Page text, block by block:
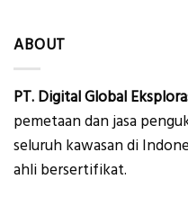
ABOUT
PT. Digital Global
pemetaan dan jasa
seluruh kawasan di
ahli bersertifikat.